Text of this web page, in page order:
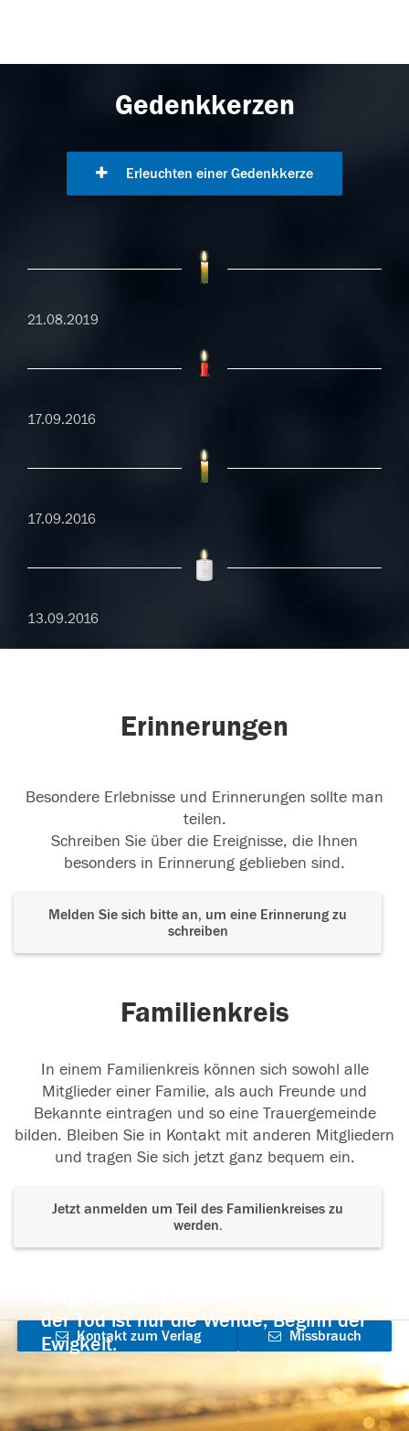
Gedenkkerzen
Erleuchten einer Gedenkkerze
21.08.2019
17.09.2016
17.09.2016
13.09.2016
Erinnerungen
Besondere Erlebnisse und Erinnerungen sollte man
teilen.
Schreiben Sie über die Ereignisse, die Ihnen
besonders in Erinnerung geblieben sind.
Melden Sie sich bitte an, um eine Erinnerung zu
schreiben
Familienkreis
In einem Familienkreis können sich sowohl alle
Mitglieder einer Familie, als auch Freunde und
Bekannte eintragen und so eine Trauergemeinde
bilden. Bleiben Sie in Kontakt mit anderen Mitgliedern
und tragen Sie sich jetzt ganz bequem ein.
Jetzt anmelden um Teil des Familienkreises zu
werden.
der Tod ist nur die Wende, Beginn der
Ewigkeit.
Kontakt zum Verlag
aufnehmen
Missbrauch